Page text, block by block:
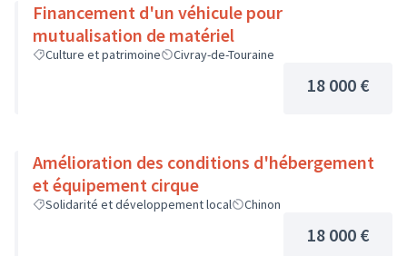
Financement d'un véhicule pour
mutualisation de matériel
Culture et patrimoine Civray-de-Touraine
18 000 €
Amélioration des conditions d'hébergement
et équipement cirque
Solidarité et développement local Chinon
18 000 €